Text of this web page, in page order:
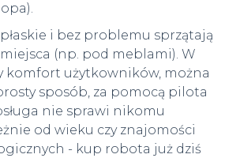
i bez problemu sprzątają
(np. pod meblami). W
komfort użytkowników, można
sposób, za pomocą pilota
nie sprawi nikomu
od wieku czy znajomości
- kup robota już dziś